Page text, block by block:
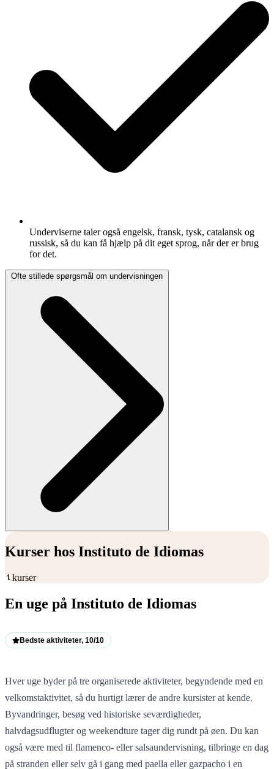
Underviserne taler også engelsk, fransk, tysk, catalansk og
russisk, så du kan få hjælp på dit eget sprog, når der er brug
for det.
Ofte stillede spørgsmål om undervisningen
Kurser hos Instituto de Idiomas
4 kurser
En uge på Instituto de Idiomas
Bedste aktiviteter, 10/10
Cooking class
Paella cooking class
Hver uge byder på tre organiserede aktiviteter, begyndende med en
velkomstaktivitet, så du hurtigt lærer de andre kursister at kende.
Byvandringer, besøg ved historiske seværdigheder,
halvdagsudflugter og weekendture tager dig rundt på øen. Du kan
også være med til flamenco- eller salsaundervisning, tilbringe en dag
på stranden eller selv gå i gang med paella eller gazpacho i en